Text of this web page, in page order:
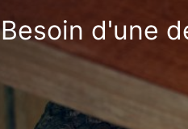
Besoin d'une